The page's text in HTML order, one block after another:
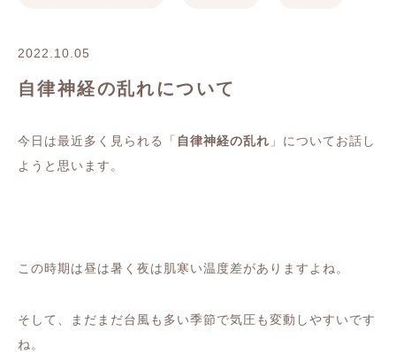
2022.10.05
自律神経の乱れについて
今日は最近多く見られる「 自律神経の乱れ 」についてお話し
ようと思います。
この時期は昼は暑く夜は肌寒い温度差がありますよね。
そして、まだまだ台風も多い季節で気圧も変動しやすいです
ね。